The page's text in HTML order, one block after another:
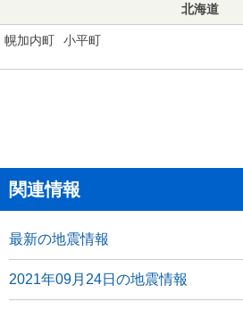
北海道
幌加内町 小平町
関連情報
最新の地震情報
2021年09月24日の地震情報